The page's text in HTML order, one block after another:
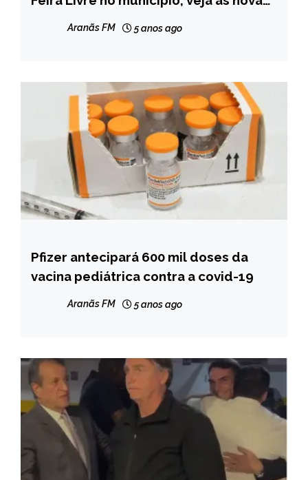
NOTÍCIAS
Aranãs FM 5 anos ago
BRASIL
NOTÍCIAS
Pfizer antecipará 600 mil doses da
vacina pediátrica contra a covid-19
Aranãs FM 5 anos ago